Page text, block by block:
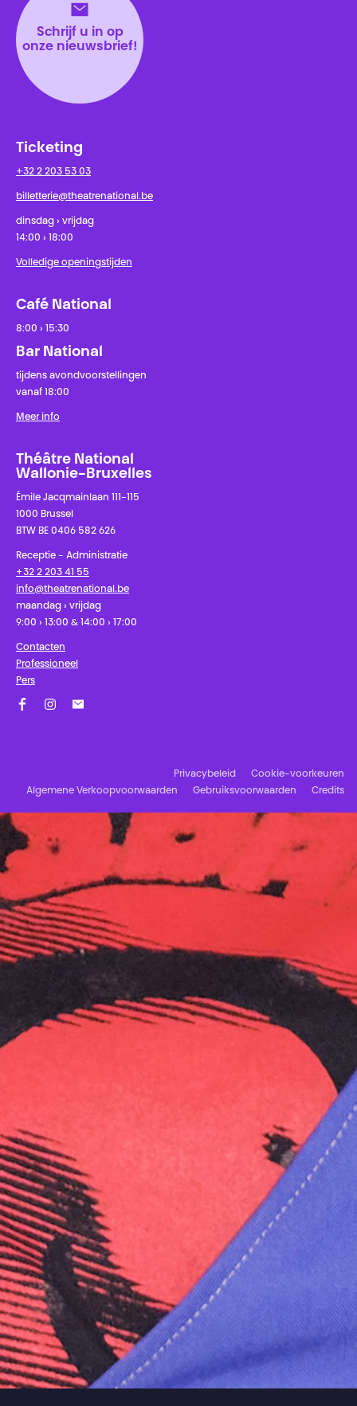
Schrijf u in op
onze nieuwsbrief!
Ticketing
+32 2 203 53 03
billetterie@theatrenational.be
dinsdag › vrijdag
14:00 › 18:00
Volledige openingstijden
Café National
8:00 › 15:30
Bar National
tijdens avondvoorstellingen
vanaf 18:00
Meer info
Théâtre National
Wallonie-Bruxelles
Émile Jacqmainlaan 111-115
1000 Brussel
BTW BE 0406 582 626
Receptie - Administratie
+32 2 203 41 55
info@theatrenational.be
maandag › vrijdag
9:00 › 13:00 & 14:00 › 17:00
Contacten
Professioneel
Pers
Privacybeleid
Cookie-voorkeuren
Algemene Verkoopvoorwaarden
Gebruiksvoorwaarden Credits